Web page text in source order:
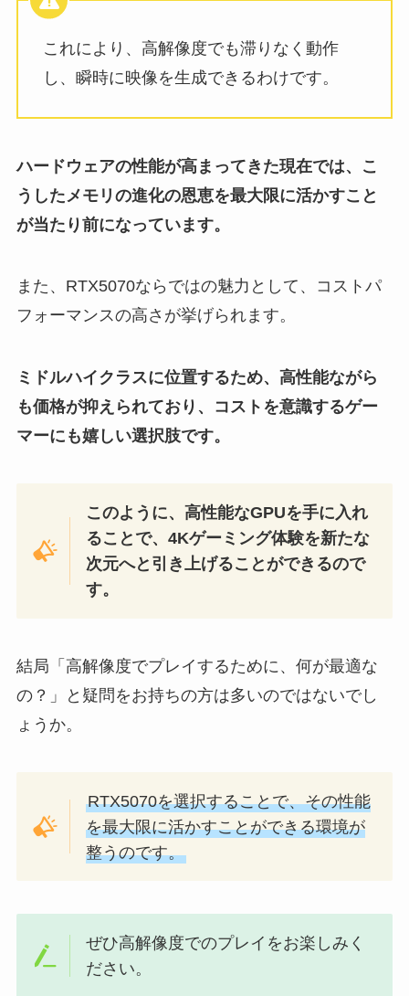
これにより、高解像度でも滞りなく動作
し、瞬時に映像を生成できるわけです。
ハードウェアの性能が高まってきた現在では、こ
うしたメモリの進化の恩恵を最大限に活かすこと
が当たり前になっています。
また、RTX5070ならではの魅力として、コストパ
フォーマンスの高さが挙げられます。
ミドルハイクラスに位置するため、高性能ながら
も価格が抑えられており、コストを意識するゲー
マーにも嬉しい選択肢です。
このように、高性能なGPUを手に入れ
ることで、4Kゲーミング体験を新たな
次元へと引き上げることができるので
す。
結局「高解像度でプレイするために、何が最適な
の？」と疑問をお持ちの方は多いのではないでし
ょうか。
RTX5070を選択することで、その性能
を最大限に活かすことができる環境が
整うのです。
ぜひ高解像度でのプレイをお楽しみく
ださい。